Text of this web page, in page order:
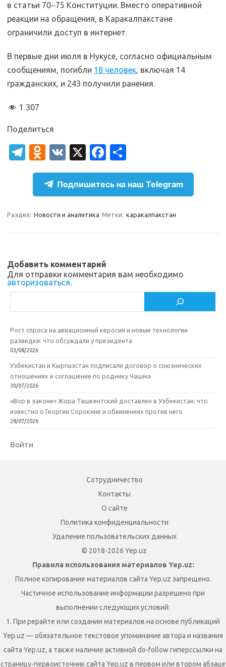
в статьи 70−75 Конституции. Вместо оперативной
реакции на обращения, в Каракалпакстане
ограничили доступ в интернет.
В первые дни июля в Нукусе, согласно официальным
сообщениям, погибли 18 человек, включая 14
гражданских, и 243 получили ранения.
1 307
Поделиться
T
el
gr
a
O
d
n
o
kl
ik
i
V
K
X
Fa
c
e
b
o
т
п
р
а
ь
Подпишитесь на наш Telegram
Раздел: Новости и аналитика Метки: каракалпакстан
Добавить комментарий
Для отправки комментария вам необходимо
авторизоваться.
Рост спроса на авиационный керосин и новые технологии
разведки: что обсуждали у президента
03/08/2026
Узбекистан и Кыргызстан подписали договор о союзнических
отношениях и соглашение по роднику Чашма
30/07/2026
«Вор в законе» Жора Ташкентский доставлен в Узбекистан: что
известно о Георгии Сорокине и обвинениях против него
28/07/2026
Войти
Сотрудничество
Контакты
О сайте
Политика конфиденциальности
Удаление пользовательских данных
© 2018-2026 Yep.uz
Правила использования материалов Yep.uz:
Полное копирование материалов сайта Yep.uz запрещено.
Частичное использование информации разрешено при
выполнении следующих условий:
1. При рерайте или создании материалов на основе публикаций
Yep.uz — обязательное текстовое упоминание автора и названия
сайта Yep.uz, а также наличие активной do-follow гиперссылки на
страницу-первоисточник сайта Yep.uz в первом или втором абзаце